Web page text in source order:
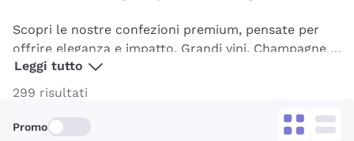
Scopri le nostre confezioni premium, pensate per
offrire eleganza e impatto. Grandi vini, Champagne e
distillati iconici presentati nei loro cofanetti originali,
per un regalo davvero esclusivo e sorprendente!
Leggi tutto
299 risultati
Promo